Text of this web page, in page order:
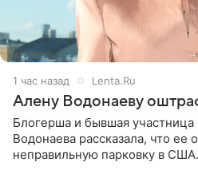
1 час назад Lenta.Ru
Алену Водонаеву
Блогерша и бывшая
Водонаева рассказала, что ее
неправильную парковку в